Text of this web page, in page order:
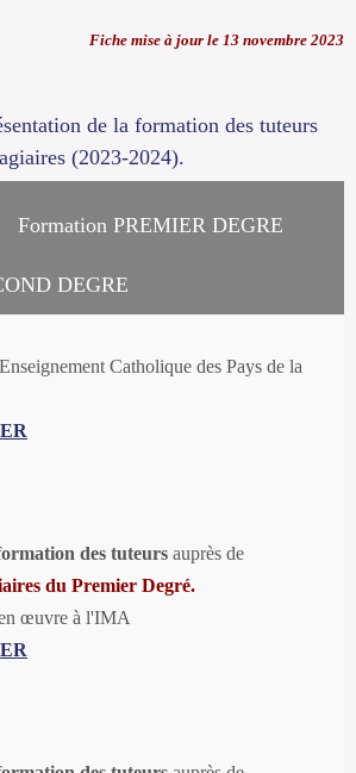
Fiche mise à jour le 13 novembre 2023
de la formation des tuteurs
(2023-2024).
Formation PREMIER DEGRE
DEGRE
Catholique des Pays de la
des tuteurs auprès de
du Premier Degré.
œuvre à l'IMA